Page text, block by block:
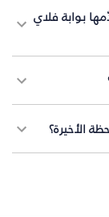
بوابة فلاي
الأخيرة؟